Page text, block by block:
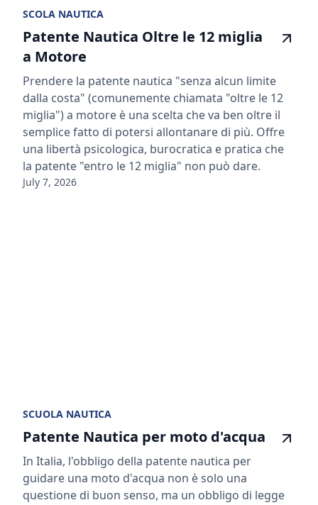
SCOLA NAUTICA
Patente Nautica Oltre le 12 miglia
a Motore
Prendere la patente nautica "senza alcun limite
dalla costa" (comunemente chiamata "oltre le 12
miglia") a motore è una scelta che va ben oltre il
semplice fatto di potersi allontanare di più. Offre
una libertà psicologica, burocratica e pratica che
la patente "entro le 12 miglia" non può dare.
July 7, 2026
SCUOLA NAUTICA
Patente Nautica per moto d'acqua
In Italia, l'obbligo della patente nautica per
guidare una moto d'acqua non è solo una
questione di buon senso, ma un obbligo di legge